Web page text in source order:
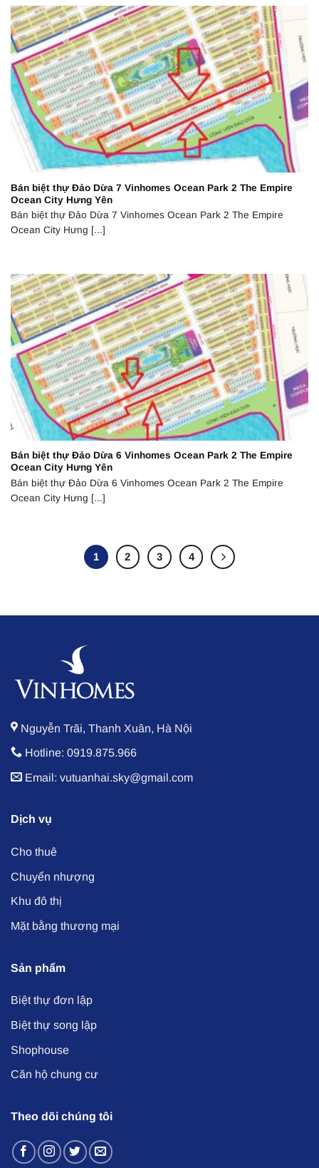
Bán biệt thự Đảo Dừa 7 Vinhomes Ocean Park 2 The Empire
Ocean City Hưng Yên
Bán biệt thự Đảo Dừa 7 Vinhomes Ocean Park 2 The Empire
Ocean City Hưng [...]
Bán biệt thự Đảo Dừa 6 Vinhomes Ocean Park 2 The Empire
Ocean City Hưng Yên
Bán biệt thự Đảo Dừa 6 Vinhomes Ocean Park 2 The Empire
Ocean City Hưng [...]
1 2 3 4
Nguyễn Trãi, Thanh Xuân, Hà Nội
Hotline: 0919.875.966
Email: vutuanhai.sky@gmail.com
Dịch vụ
Cho thuê
Chuyển nhượng
Khu đô thị
Mặt bằng thương mại
Sản phẩm
Biệt thự đơn lập
Biệt thự song lập
Shophouse
Căn hộ chung cư
Theo dõi chúng tôi